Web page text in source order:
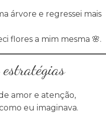
árvore e regressei mais
flores a mim mesma 🌸.
amor e atenção,
eu imaginava.